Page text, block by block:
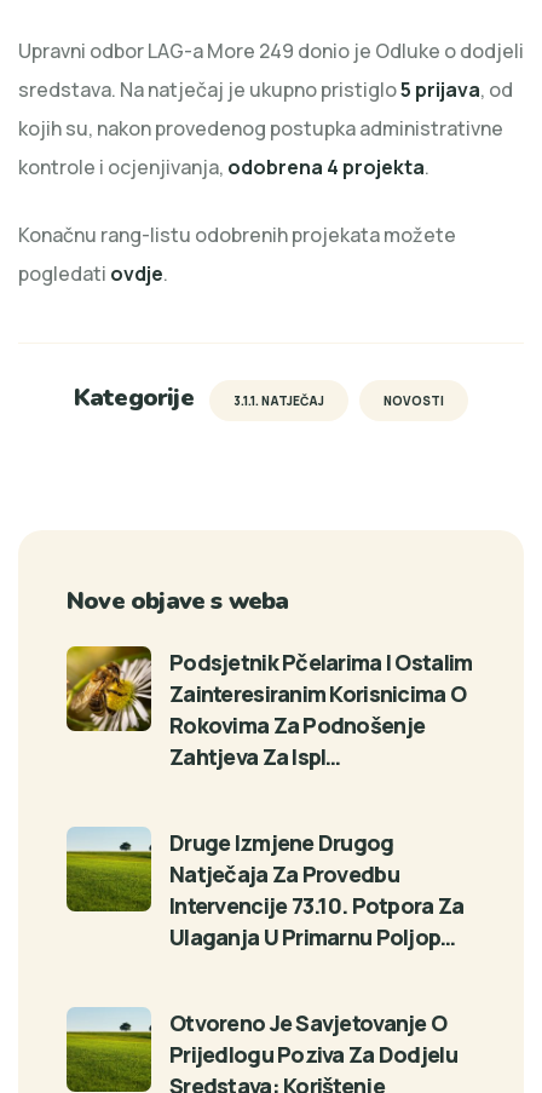
Upravni odbor LAG-a More 249 donio je Odluke o dodjeli
sredstava. Na natječaj je ukupno pristiglo5 prijava, od
kojih su, nakon provedenog postupka administrativne
kontrole i ocjenjivanja, odobrena 4 projekta.
Konačnu rang-listu odobrenih projekata možete
pogledati ovdje.
Kategorije 3.1.1. NATJEČAJ NOVOSTI
Nove objave s weba
Podsjetnik Pčelarima I Ostalim
Zainteresiranim Korisnicima O
Rokovima Za Podnošenje
Zahtjeva Za Ispl…
Druge Izmjene Drugog
Natječaja Za Provedbu
Intervencije 73.10. Potpora Za
Ulaganja U Primarnu Poljop…
Otvoreno Je Savjetovanje O
Prijedlogu Poziva Za Dodjelu
Sredstava: Korištenje